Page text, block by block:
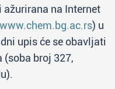
na Internet
www.chem.bg.ac.rs) u
upis će se obavljati
(soba broj 327,